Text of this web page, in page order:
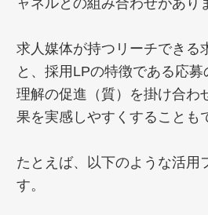
ャネルとの組み合わせがあり
求人媒体が持つリーチできる
と、採用LPの特徴である応
理解の促進（質）を掛け合わ
果を実感しやすくすることも
たとえば、以下のような活用
す。